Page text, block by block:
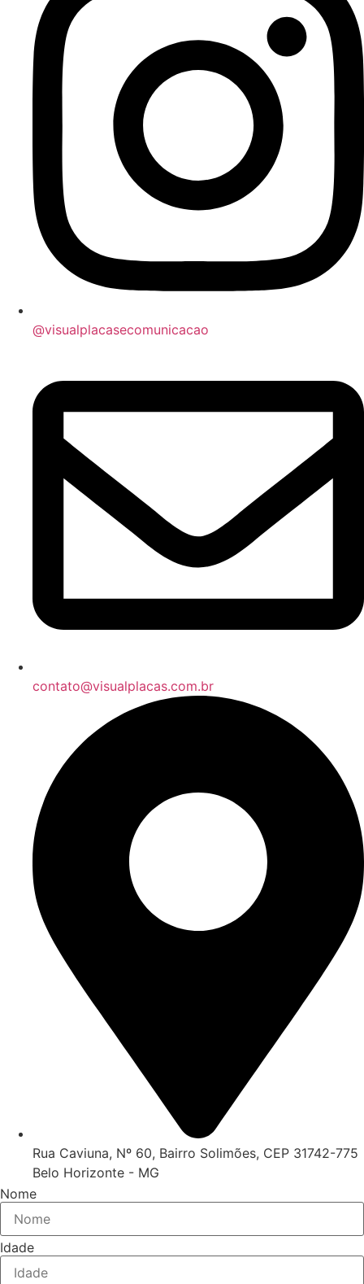
@visualplacasecomunicacao
contato@visualplacas.com.br
Rua Caviuna, Nº 60, Bairro Solimões, CEP 31742-775
Belo Horizonte - MG
Nome
Idade